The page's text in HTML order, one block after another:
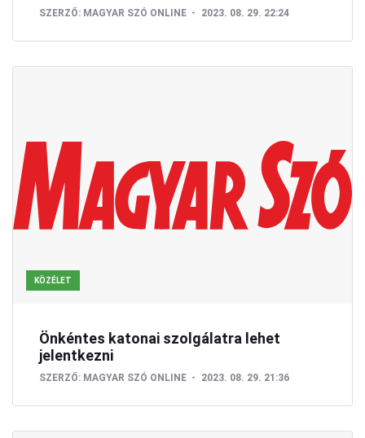
SZERZŐ: MAGYAR SZÓ ONLINE 2023. 08. 29. 22:24
KÖZÉLET
Önkéntes katonai szolgálatra lehet
jelentkezni
SZERZŐ: MAGYAR SZÓ ONLINE 2023. 08. 29. 21:36